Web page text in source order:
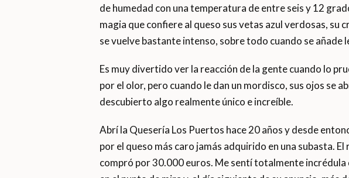
de humedad con una temperatura de entre seis y 12
magia que confiere al queso sus vetas azul verdosas, su
se vuelve bastante intenso, sobre todo cuando se añade
Es muy divertido ver la reacción de la gente cuando lo
por el olor, pero cuando le dan un mordisco, sus ojos se
descubierto algo realmente único e increíble.
Abrí la Quesería Los Puertos hace 20 años y desde
por el queso más caro jamás adquirido en una subasta.
compró por 30.000 euros. Me sentí totalmente incrédula